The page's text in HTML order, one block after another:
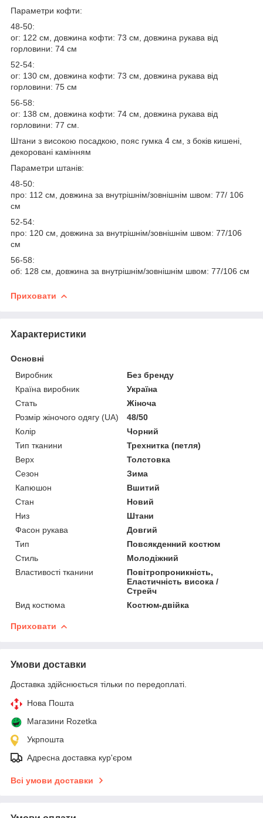
Параметри кофти:
48-50:
ог: 122 см, довжина кофти: 73 см, довжина рукава від
горловини: 74 см
52-54:
ог: 130 см, довжина кофти: 73 см, довжина рукава від
горловини: 75 см
56-58:
ог: 138 см, довжина кофти: 74 см, довжина рукава від
горловини: 77 см.
Штани з високою посадкою, пояс гумка 4 см, з боків кишені,
декоровані камінням
Параметри штанів:
48-50:
про: 112 см, довжина за внутрішнім/зовнішнім швом: 77/ 106
см
52-54:
про: 120 см, довжина за внутрішнім/зовнішнім швом: 77/106
см
56-58:
об: 128 см, довжина за внутрішнім/зовнішнім швом: 77/106 см
Приховати
Характеристики
Основні
Виробник
Без бренду
Країна виробник
Україна
Стать
Жіноча
Розмір жіночого одягу (UA)
48/50
Колір
Чорний
Тип тканини
Трехнитка (петля)
Верх
Толстовка
Сезон
Зима
Капюшон
Вшитий
Стан
Новий
Низ
Штани
Фасон рукава
Довгий
Тип
Повсякденний костюм
Стиль
Молодіжний
Властивості тканини
Повітропроникність,
Еластичність висока /
Стрейч
Вид костюма
Костюм-двійка
Приховати
Умови доставки
Доставка здійснюється тільки по передоплаті.
Нова Пошта
Магазини Rozetka
Укрпошта
Адресна доставка кур'єром
Всі умови доставки